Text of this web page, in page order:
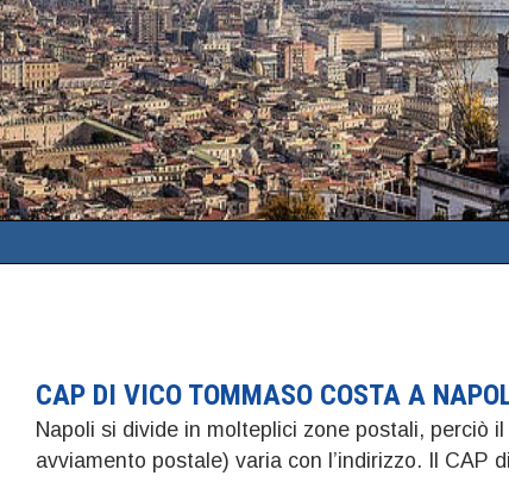
CAP DI VICO TOMMASO COSTA A
Napoli si divide in molteplici zone postali, perciò
avviamento postale) varia con l’indirizzo. Il CAP